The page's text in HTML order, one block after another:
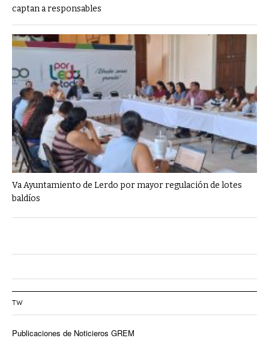
captan a responsables
Va Ayuntamiento de Lerdo por mayor regulación de lotes
baldíos
TW
Publicaciones de Noticieros GREM